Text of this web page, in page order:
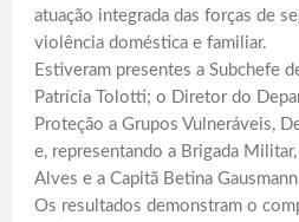
atuação integrada das forças de
violência doméstica e familiar.
Estiveram presentes a Subchefe
Patrícia Tolotti; o Diretor do
Proteção a Grupos Vulneráveis,
e, representando a Brigada
Alves e a Capitã Betina
Os resultados demonstram o